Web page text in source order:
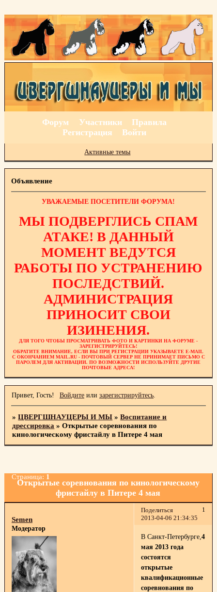
Форум Участники
Правила
Регистрация
Войти
Активные темы
Объявление
УВАЖАЕМЫЕ ПОСЕТИТЕЛИ ФОРУМА!
МЫ ПОДВЕРГЛИСЬ СПАМ
АТАКЕ! В ДАННЫЙ
МОМЕНТ ВЕДУТСЯ
РАБОТЫ ПО УСТРАНЕНИЮ
ПОСЛЕДСТВИЙ.
АДМИНИСТРАЦИЯ
ПРИНОСИТ СВОИ
ИЗИНЕНИЯ.
ДЛЯ ТОГО ЧТОБЫ ПРОСМАТРИВАТЬ ФОТО И КАРТИНКИ НА ФОРУМЕ -
ЗАРЕГИСТРИРУЙТЕСЬ!
ОБРАТИТЕ ВНИМАНИЕ, ЕСЛИ ВЫ ПРИ РЕГИСТРАЦИИ УКАЗЫВАЕТЕ E-MAIL
С ОКОНЧАНИЕМ MAIL.RU - ПОЧТОВЫЙ СЕРВЕР НЕ ПРИНИМАЕТ ПИСЬМО С
ПАРОЛЕМ ДЛЯ АКТИВАЦИИ. ПО ВОЗМОЖНОСТИ ИСПОЛЬЗУЙТЕ ДРУГИЕ
ПОЧТОВЫЕ АДРЕСА!
Привет, Гость! Войдитеили зарегистрируйтесь.
»ЦВЕРГШНАУЦЕРЫ И МЫ »Воспитание и
дрессировка »Открытые соревнования по
кинологическому фристайлу в Питере 4 мая
Открытые соревнования по кинологическому
фристайлу в Питере 4 мая
Страница: 1
Поделиться
1
2013-04-06 21:34:35
Semen
Модератор
В Санкт-Петербурге,4
мая 2013 года
состоятся
открытые
квалификационные
соревнования по